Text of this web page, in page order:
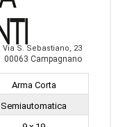
Via S. Sebastiano, 23
00063 Campagnano
Arma Corta
Semiautomatica